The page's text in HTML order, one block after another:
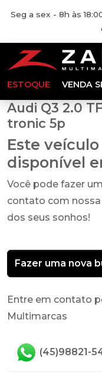
Seg a sex - 8h às
ESTOQUE VENDA
Audi Q3 2.0
tronic 5p
Este
disponível
Você pode fazer
contato com
dos seus sonhos!
Fazer uma nova
Entre em contato
Multimarcas
(45)98821-